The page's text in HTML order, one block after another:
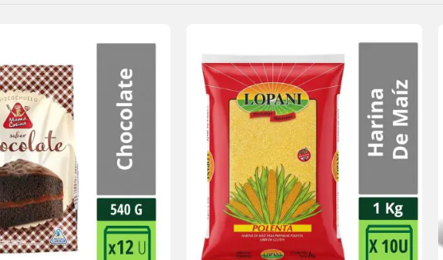
Agregar
a la
lista de
deseos